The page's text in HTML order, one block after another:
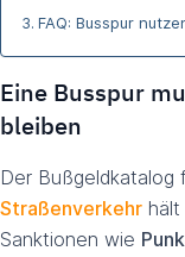
FAQ: Busspur
Eine Busspur
bleiben
Der Bußgeldkatalog
Straßenverkehr hält
Sanktionen wie